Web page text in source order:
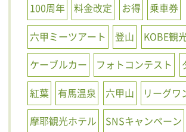
100周年
料金改定 お得
乗車券
六甲ミーツアート
登山
KOBE観
ケーブルカー
フォトコンテスト
紅葉
有馬温泉 六甲山
リーグワ
摩耶観光ホテル
SNSキャンペーン